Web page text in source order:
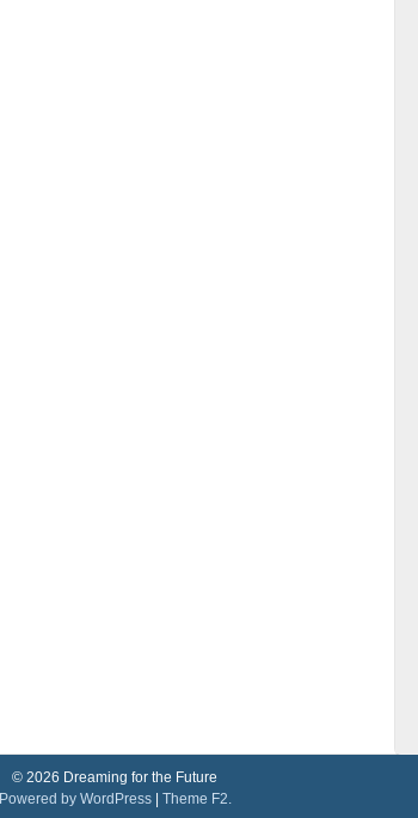
© 2026 Dreaming for the Future
Powered by WordPress
Theme F2.